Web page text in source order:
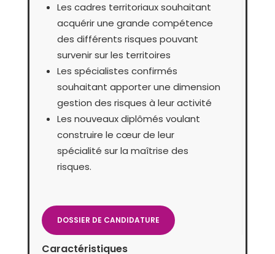
Les cadres territoriaux souhaitant
acquérir une grande compétence
des différents risques pouvant
survenir sur les territoires
Les spécialistes confirmés
souhaitant apporter une dimension
gestion des risques à leur activité
Les nouveaux diplômés voulant
construire le cœur de leur
spécialité sur la maîtrise des
risques.
DOSSIER DE CANDIDATURE
Caractéristiques